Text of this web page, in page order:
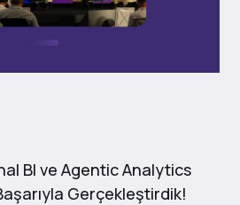
BI ve Agentic Analytics
Gerçekleştirdik!